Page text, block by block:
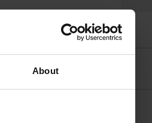
About